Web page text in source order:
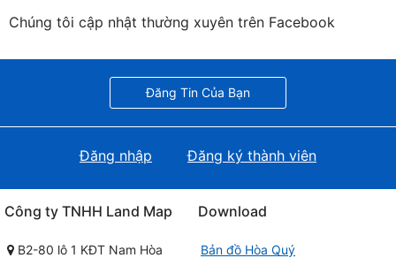
Chúng tôi cập nhật thường xuyên trên Facebook
Đăng Tin Của Bạn
Đăng nhập Đăng ký thành viên
Công ty TNHH Land Map
B2-80 lô 1 KĐT Nam Hòa
Download
Bản đồ Hòa Quý